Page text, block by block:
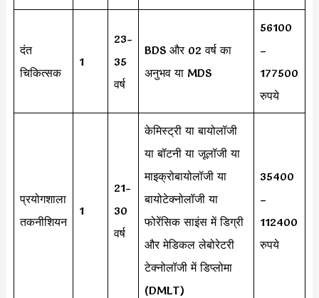
दंत
चिकित्सक
1
23-
35
वर्ष
BDS और 02 वर्ष का
अनुभव या MDS
56100
–
177500
रुपये
प्रयोगशाला
तकनीशियन
1
21-
30
वर्ष
केमिस्ट्री या बायोलॉजी
या बॉटनी या जूलॉजी या
माइक्रोबायोलॉजी या
बायोटेक्नोलॉजी या
फोरेंसिक साइंस में डिग्री
और मेडिकल लेबोरेटरी
टेक्नोलॉजी में डिप्लोमा
(DMLT)
35400
–
112400
रुपये